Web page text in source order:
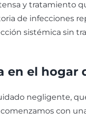
y tratamiento
de infecciones
sistémica sin
en el hogar
negligente,
con